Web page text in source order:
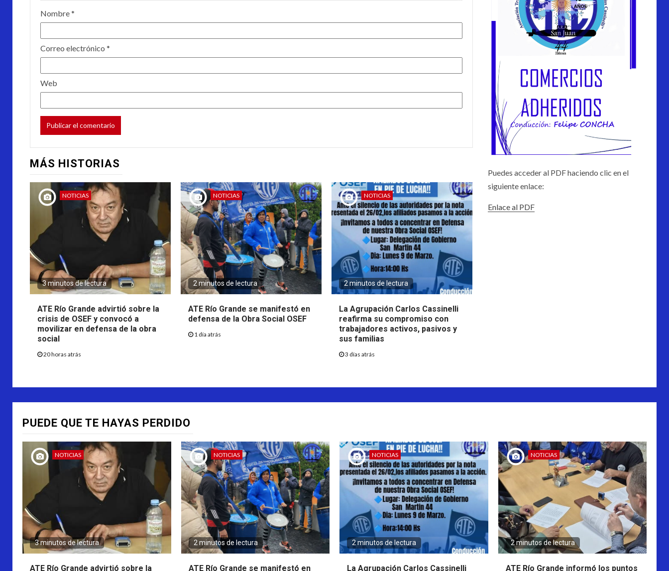
Nombre*
Correo electrónico *
Web
MÁS HISTORIAS
NOTICIAS
3 minutos de lectura
ATE Río Grande advirtió sobre la
crisis de OSEF y convocó a
movilizar en defensa de la obra
social
20 horas atrás
NOTICIAS
2 minutos de lectura
ATE Río Grande se manifestó en
defensa de la Obra Social OSEF
1 día atrás
NOTICIAS
2 minutos de lectura
La Agrupación Carlos Cassinelli
reafirma su compromiso con
trabajadores activos, pasivos y
sus familias
3 días atrás
Puedes acceder al PDF haciendo clic en el
siguiente enlace:
Enlace al PDF
PUEDE QUE TE HAYAS PERDIDO
NOTICIAS
3 minutos de lectura
ATE Río Grande advirtió sobre la
NOTICIAS
2 minutos de lectura
ATE Río Grande se manifestó en
NOTICIAS
2 minutos de lectura
La Agrupación Carlos Cassinelli
NOTICIAS
2 minutos de lectura
ATE Río Grande informó los puntos